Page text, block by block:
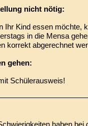
nicht nötig:
Ihr Kind essen möchte,
in die Mensa
korrekt abgerechnet
gehen:
Schülerausweis!
haben